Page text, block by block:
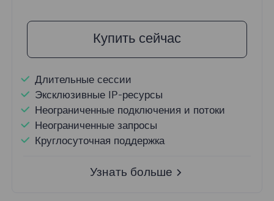
Купить сейчас
Длительные сессии
Эксклюзивные IP-ресурсы
Неограниченные подключения и потоки
Неограниченные запросы
Круглосуточная поддержка
Узнать больше